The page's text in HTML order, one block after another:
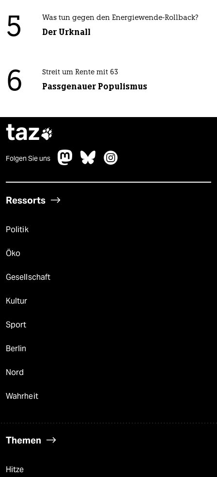
5 Was tun gegen den Energiewende-Rollback?
Der Urknall
6 Streit um Rente mit 63
Passgenauer Populismus
taz
Folgen Sie uns
Ressorts
Politik
Öko
Gesellschaft
Kultur
Sport
Berlin
Nord
Wahrheit
Themen
Hitze